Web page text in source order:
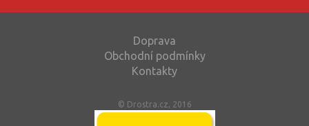
Doprava
Obchodní podmínky
Kontakty
© Drostra.cz, 2016